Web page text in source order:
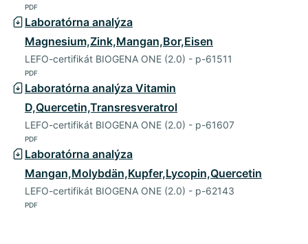
PDF
Laboratórna analýza
Magnesium,Zink,Mangan,Bor,Eisen
LEFO-certifikát BIOGENA ONE (2.0) - p-61511
PDF
Laboratórna analýza Vitamin
D,Quercetin,Transresveratrol
LEFO-certifikát BIOGENA ONE (2.0) - p-61607
PDF
Laboratórna analýza
Mangan,Molybdän,Kupfer,Lycopin,Quercetin
LEFO-certifikát BIOGENA ONE (2.0) - p-62143
PDF